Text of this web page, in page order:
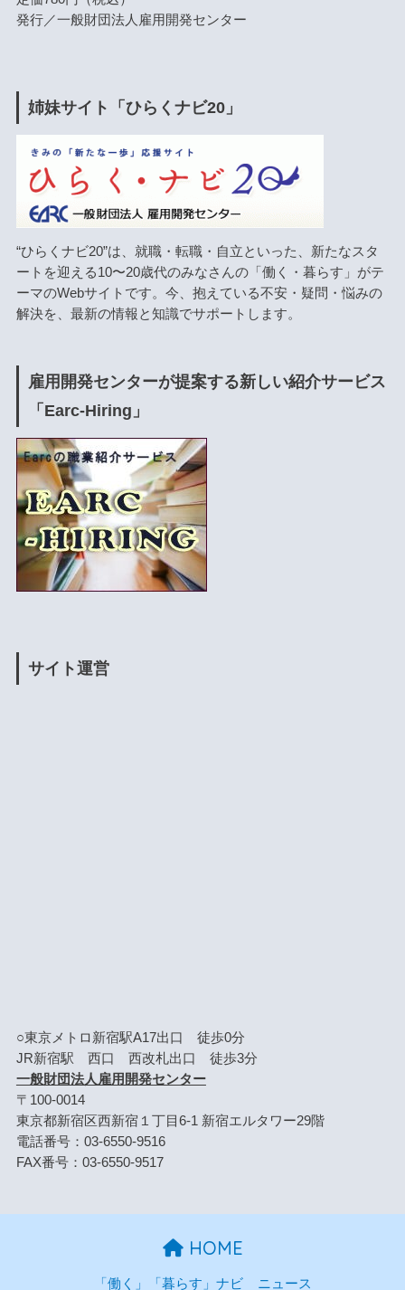
発行／一般財団法人雇用開発センター
姉妹サイト「ひらくナビ20」
“ひらくナビ20”は、就職・転職・自立といった、新たなスタ
ートを迎える10〜20歳代のみなさんの「働く・暮らす」がテ
ーマのWebサイトです。今、抱えている不安・疑問・悩みの
解決を、最新の情報と知識でサポートします。
雇用開発センターが提案する新しい紹介サービス
「Earc-Hiring」
サイト運営
○東京メトロ新宿駅A17出口 徒歩0分
JR新宿駅 西口 西改札出口 徒歩3分
一般財団法人雇用開発センター
〒100-0014
東京都新宿区西新宿１丁目6-1 新宿エルタワー29階
電話番号：03-6550-9516
FAX番号：03-6550-9517
HOME
「働く」「暮らす」ナビ ニュース